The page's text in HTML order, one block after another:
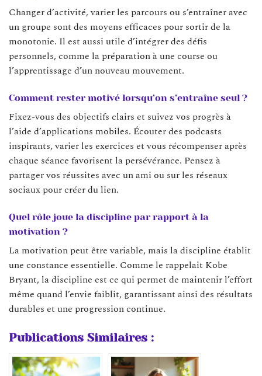
Changer d’activité, varier les parcours ou s’entraîner avec
un groupe sont des moyens efficaces pour sortir de la
monotonie. Il est aussi utile d’intégrer des défis
personnels, comme la préparation à une course ou
l’apprentissage d’un nouveau mouvement.
Comment rester motivé lorsqu’on s’entraîne seul ?
Fixez-vous des objectifs clairs et suivez vos progrès à
l’aide d’applications mobiles. Écouter des podcasts
inspirants, varier les exercices et vous récompenser après
chaque séance favorisent la persévérance. Pensez à
partager vos réussites avec un ami ou sur les réseaux
sociaux pour créer du lien.
Quel rôle joue la discipline par rapport à la
motivation ?
La motivation peut être variable, mais la discipline établit
une constance essentielle. Comme le rappelait Kobe
Bryant, la discipline est ce qui permet de maintenir l’effort
même quand l’envie faiblit, garantissant ainsi des résultats
durables et une progression continue.
Publications Similaires :